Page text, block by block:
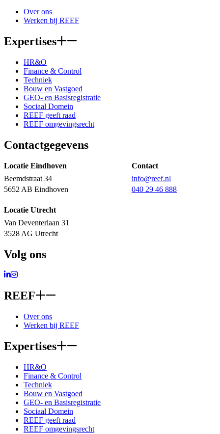
Over ons
Werken bij REEF
Expertises
HR&O
Finance & Control
Techniek
Bouw en Vastgoed
GEO- en Basisregistratie
Sociaal Domein
REEF geeft raad
REEF omgevingsrecht
Contactgegevens
Locatie Eindhoven
Contact
Beemdstraat 34
info@reef.nl
5652 AB Eindhoven
040 29 46 888
Locatie Utrecht
Van Deventerlaan 31
3528 AG Utrecht
Volg ons
Ga naar LinkedIn
Ga naar Instagram
REEF
Over ons
Werken bij REEF
Expertises
HR&O
Finance & Control
Techniek
Bouw en Vastgoed
GEO- en Basisregistratie
Sociaal Domein
REEF geeft raad
REEF omgevingsrecht